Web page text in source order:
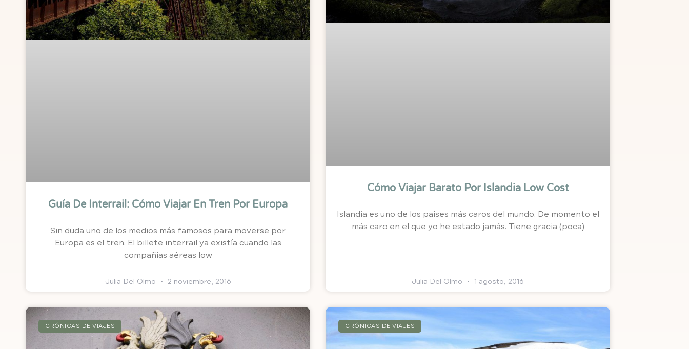
Guía De Interrail: Cómo Viajar En Tren Por Europa
Sin duda uno de los medios más famosos para moverse por
Europa es el tren. El billete interrail ya existía cuando las
compañías aéreas low
Julia Del Olmo 2 noviembre, 2016
Cómo Viajar Barato Por Islandia Low Cost
Islandia es uno de los países más caros del mundo. De momento el
más caro en el que yo he estado jamás. Tiene gracia (poca)
Julia Del Olmo 1 agosto, 2016
CRÓNICAS DE VIAJES CRÓNICAS DE VIAJES